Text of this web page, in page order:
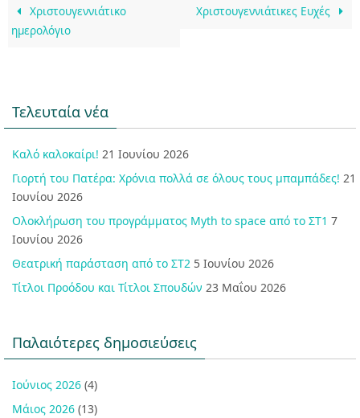
Χριστουγεννιάτικο
ημερολόγιο
Χριστουγεννιάτικες Ευχές
Τελευταία νέα
Καλό καλοκαίρι! 21 Ιουνίου 2026
Γιορτή του Πατέρα: Χρόνια πολλά σε όλους τους μπαμπάδες! 21
Ιουνίου 2026
Ολοκλήρωση του προγράμματος Myth to space από το ΣΤ1 7
Ιουνίου 2026
Θεατρική παράσταση από το ΣΤ2 5 Ιουνίου 2026
Τίτλοι Προόδου και Τίτλοι Σπουδών 23 Μαΐου 2026
Παλαιότερες δημοσιεύσεις
Ιούνιος 2026 (4)
Μάιος 2026 (13)